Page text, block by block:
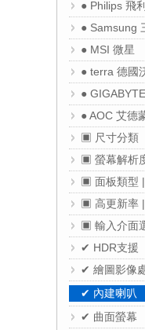
● Philips 飛
● Samsung
● MSI 微星
● terra 德國
●
● AOC 艾德
▣ 尺寸分類
▣ 螢幕解析
▣ 面板類型
▣ 高更新率
▣ 輸入介面
✔ HDR支援
✔ 繪圖影像
✔ 內建喇叭
✔ 曲面螢幕